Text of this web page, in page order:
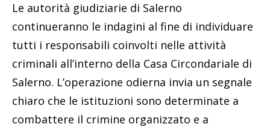
Le autorità giudiziarie di Salerno
continueranno le indagini al fine di individuare
tutti i responsabili coinvolti nelle attività
criminali all’interno della Casa Circondariale di
Salerno. L’operazione odierna invia un segnale
chiaro che le istituzioni sono determinate a
combattere il crimine organizzato e a